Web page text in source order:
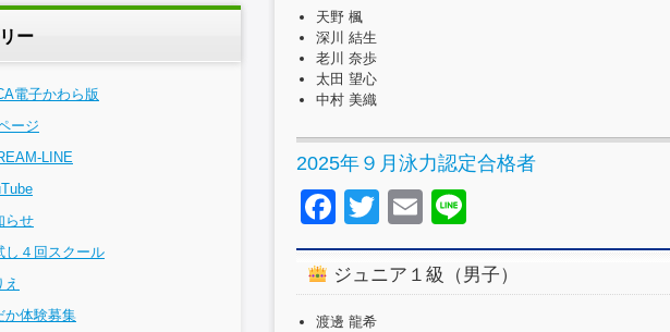
天野 楓
深川 結生
老川 奈歩
太田 望心
中村 美織
2025年９月泳力認定合格者
F
a
c
e
T
wi
tt
E
m
ail
n
e
ジュニア１級（男子）
渡邊 龍希
ー
電子かわら版
ージ
LINE
らせ
し４回スクール
え
か体験募集